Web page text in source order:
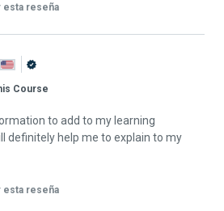
esta reseña
Alison
Course
to add to my learning
definitely help me to explain to my
esta reseña